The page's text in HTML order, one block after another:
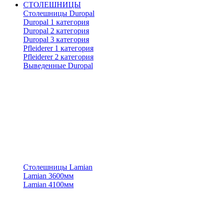
СТОЛЕШНИЦЫ
Столешницы Duropal
Duropal 1 категория
Duropal 2 категория
Duropal 3 категория
Pfleiderer 1 категория
Pfleiderer 2 категория
Выведенные Duropal
Столешницы Lamian
Lamian 3600мм
Lamian 4100мм